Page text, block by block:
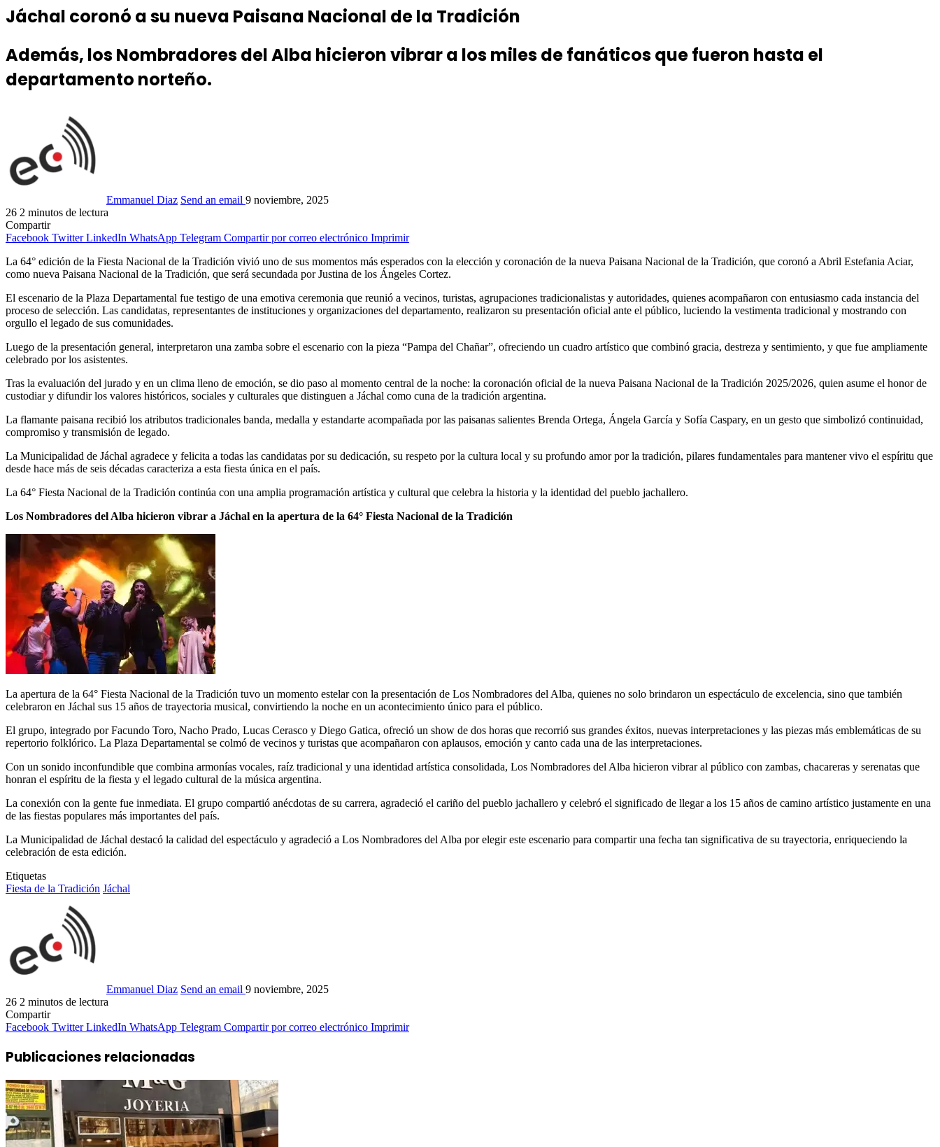
Jáchal coronó a su nueva Paisana Nacional de la Tradición
Además, los Nombradores del Alba hicieron vibrar a los miles de fanáticos que fueron hasta el
departamento norteño.
Emmanuel Diaz Send an email 9 noviembre, 2025
26 2 minutos de lectura
Compartir
Facebook Twitter LinkedIn WhatsApp Telegram Compartir por correo electrónico Imprimir
La 64° edición de la Fiesta Nacional de la Tradición vivió uno de sus momentos más esperados con la elección y coronación de la nueva Paisana Nacional de la Tradición, que coronó a Abril Estefania Aciar,
como nueva Paisana Nacional de la Tradición, que será secundada por Justina de los Ángeles Cortez.
El escenario de la Plaza Departamental fue testigo de una emotiva ceremonia que reunió a vecinos, turistas, agrupaciones tradicionalistas y autoridades, quienes acompañaron con entusiasmo cada instancia del
proceso de selección. Las candidatas, representantes de instituciones y organizaciones del departamento, realizaron su presentación oficial ante el público, luciendo la vestimenta tradicional y mostrando con
orgullo el legado de sus comunidades.
Luego de la presentación general, interpretaron una zamba sobre el escenario con la pieza “Pampa del Chañar”, ofreciendo un cuadro artístico que combinó gracia, destreza y sentimiento, y que fue ampliamente
celebrado por los asistentes.
Tras la evaluación del jurado y en un clima lleno de emoción, se dio paso al momento central de la noche: la coronación oficial de la nueva Paisana Nacional de la Tradición 2025/2026, quien asume el honor de
custodiar y difundir los valores históricos, sociales y culturales que distinguen a Jáchal como cuna de la tradición argentina.
La flamante paisana recibió los atributos tradicionales banda, medalla y estandarte acompañada por las paisanas salientes Brenda Ortega, Ángela García y Sofía Caspary, en un gesto que simbolizó continuidad,
compromiso y transmisión de legado.
La Municipalidad de Jáchal agradece y felicita a todas las candidatas por su dedicación, su respeto por la cultura local y su profundo amor por la tradición, pilares fundamentales para mantener vivo el espíritu que
desde hace más de seis décadas caracteriza a esta fiesta única en el país.
La 64° Fiesta Nacional de la Tradición continúa con una amplia programación artística y cultural que celebra la historia y la identidad del pueblo jachallero.
Los Nombradores del Alba hicieron vibrar a Jáchal en la apertura de la 64° Fiesta Nacional de la Tradición
La apertura de la 64° Fiesta Nacional de la Tradición tuvo un momento estelar con la presentación de Los Nombradores del Alba, quienes no solo brindaron un espectáculo de excelencia, sino que también
celebraron en Jáchal sus 15 años de trayectoria musical, convirtiendo la noche en un acontecimiento único para el público.
El grupo, integrado por Facundo Toro, Nacho Prado, Lucas Cerasco y Diego Gatica, ofreció un show de dos horas que recorrió sus grandes éxitos, nuevas interpretaciones y las piezas más emblemáticas de su
repertorio folklórico. La Plaza Departamental se colmó de vecinos y turistas que acompañaron con aplausos, emoción y canto cada una de las interpretaciones.
Con un sonido inconfundible que combina armonías vocales, raíz tradicional y una identidad artística consolidada, Los Nombradores del Alba hicieron vibrar al público con zambas, chacareras y serenatas que
honran el espíritu de la fiesta y el legado cultural de la música argentina.
La conexión con la gente fue inmediata. El grupo compartió anécdotas de su carrera, agradeció el cariño del pueblo jachallero y celebró el significado de llegar a los 15 años de camino artístico justamente en una
de las fiestas populares más importantes del país.
La Municipalidad de Jáchal destacó la calidad del espectáculo y agradeció a Los Nombradores del Alba por elegir este escenario para compartir una fecha tan significativa de su trayectoria, enriqueciendo la
celebración de esta edición.
Etiquetas
Fiesta de la Tradición Jáchal
Emmanuel Diaz Send an email 9 noviembre, 2025
26 2 minutos de lectura
Compartir
Facebook Twitter LinkedIn WhatsApp Telegram Compartir por correo electrónico Imprimir
Publicaciones relacionadas